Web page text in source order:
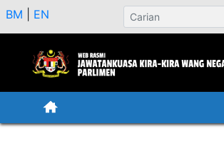
BM EN